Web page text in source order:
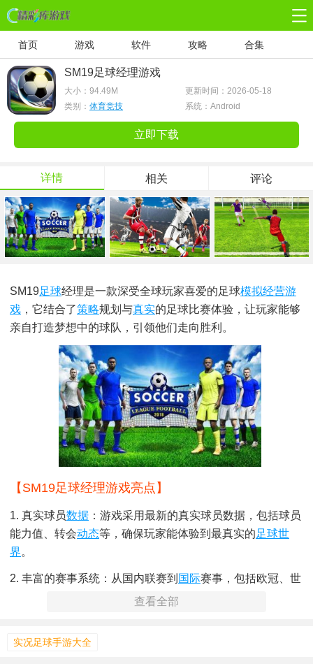
首页 游戏 软件 攻略 合集
SM19足球经理游戏
大小： 94.49M
更新时间：2026-05-18
类别： 体育竞技 系统：Android
立即下载
详情 相关 评论
SM19足球经理是一款深受全球玩家喜爱的足球模拟经营游
戏 ，它结合了策略规划与真实的足球比赛体验，让玩家能够
亲自打造梦想中的球队，引领他们走向胜利。
【SM19足球经理游戏亮点】
1. 真实球员数据 ：游戏采用最新的真实球员数据，包括球员
能力值、转会动态等，确保玩家能体验到最真实的足球世
界。
2. 丰富的赛事系统：从国内联赛到 国际赛事，包括欧冠、世
界杯等，丰富的赛事体系让玩家能充分体验足球的激情与荣
3. 深度的战术设置：玩家可以自由调整球队的战术，包括阵
查看全部
实况足球手游大全